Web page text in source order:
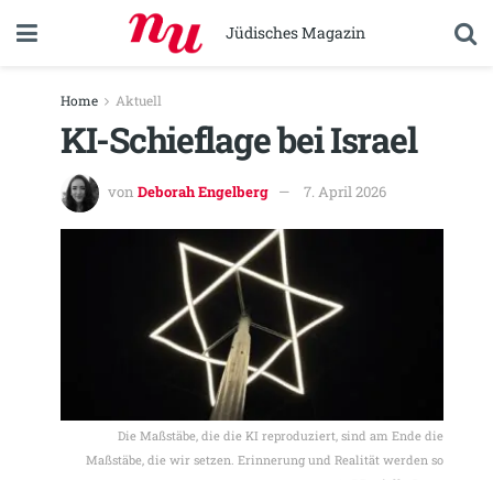
Jüdisches Magazin
Home Aktuell
KI-Schieflage bei Israel
von Deborah Engelberg 7. April 2026
Die Maßstäbe, die die KI reproduziert, sind am Ende die
Maßstäbe, die wir setzen. Erinnerung und Realität werden so